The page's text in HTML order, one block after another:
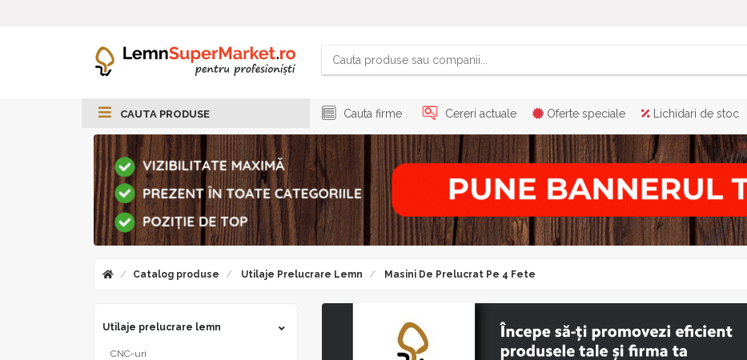
CAUTA PRODUSE Cauta firme Cereri actuale Oferte speciale Lichidari de stoc
Catalog produse Utilaje Prelucrare Lemn Masini De Prelucrat Pe 4 Fete
Utilaje prelucrare lemn
CNC-uri